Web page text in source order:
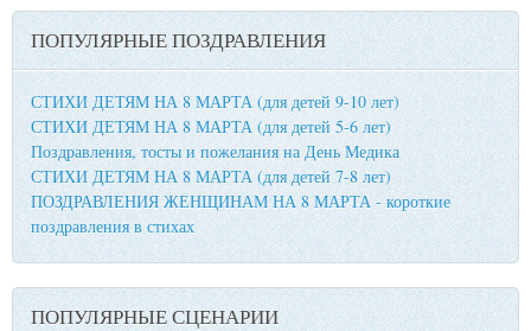
ПОПУЛЯРНЫЕ ПОЗДРАВЛЕНИЯ
СТИХИ ДЕТЯМ НА 8 МАРТА (для детей 9-10 лет)
СТИХИ ДЕТЯМ НА 8 МАРТА (для детей 5-6 лет)
Поздравления, тосты и пожелания на День Медика
СТИХИ ДЕТЯМ НА 8 МАРТА (для детей 7-8 лет)
ПОЗДРАВЛЕНИЯ ЖЕНЩИНАМ НА 8 МАРТА - короткие
поздравления в стихах
ПОПУЛЯРНЫЕ СЦЕНАРИИ